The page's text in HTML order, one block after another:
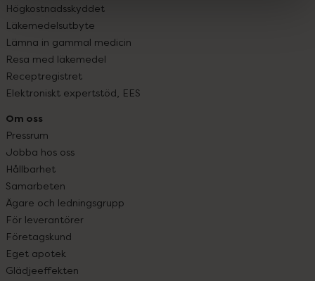
Högkostnadsskyddet
Läkemedelsutbyte
Lämna in gammal medicin
Resa med läkemedel
Receptregistret
Elektroniskt expertstöd, EES
Om oss
Pressrum
Jobba hos oss
Hållbarhet
Samarbeten
Ägare och ledningsgrupp
För leverantörer
Företagskund
Eget apotek
Glädjeeffekten